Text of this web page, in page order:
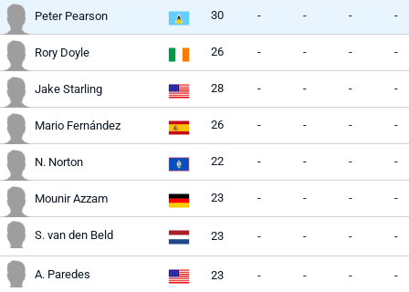
Peter Pearson 30 - - - -
Rory Doyle 26 - - - -
Jake Starling 28 - - - -
Mario Fernández 26 - - - -
N. Norton 22 - - - -
Mounir Azzam 23 - - - -
S. van den Beld 23 - - - -
A. Paredes 23 - - - -